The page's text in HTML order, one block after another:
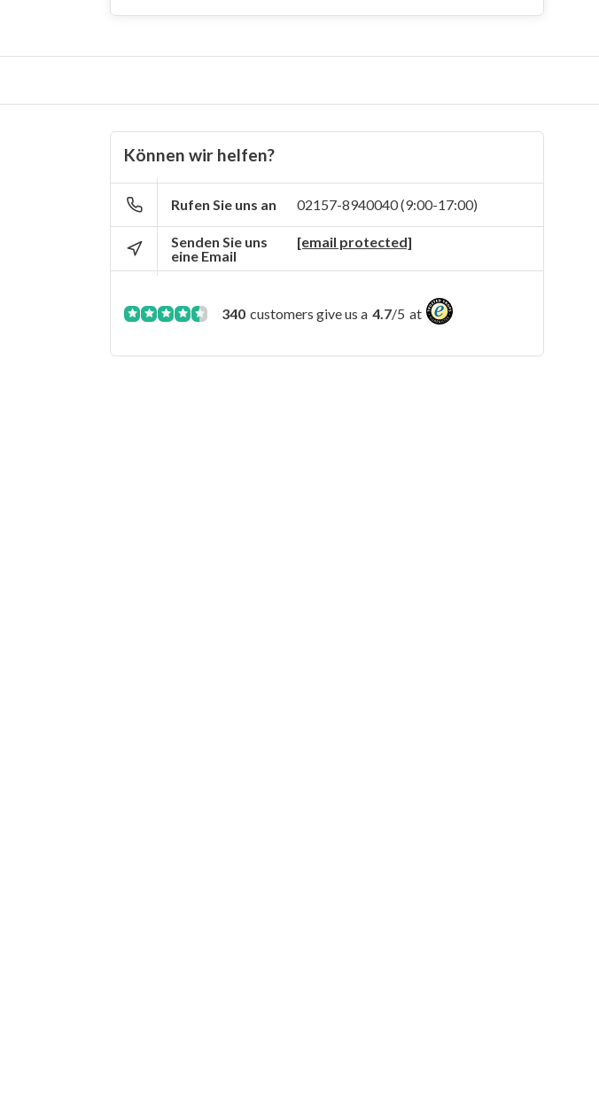
Können wir helfen?
Rufen Sie uns an 02157-8940040 (9:00-17:00)
Senden Sie uns
eine Email
[email protected]
340 customers give us a 4.7/5 at